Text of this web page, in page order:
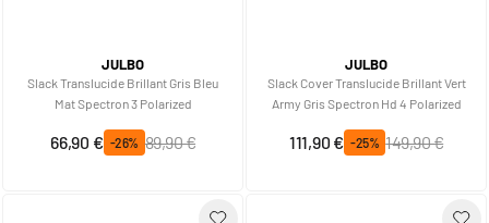
JULBO
Slack Translucide Brillant Gris Bleu
Mat Spectron 3 Polarized
Prix spécial
66,90 € -26%
Prix normal
89,90 €
JULBO
Slack Cover Translucide Brillant Vert
Army Gris Spectron Hd 4 Polarized
Prix spécial
111,90 € -25%
Prix normal
149,90 €